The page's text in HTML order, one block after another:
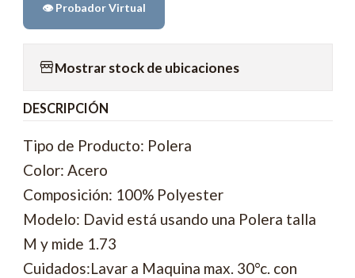
👁️ Probador Virtual
Mostrar stock de ubicaciones
DESCRIPCIÓN
Tipo de Producto: Polera
Color: Acero
Composición: 100% Polyester
Modelo: David está usando una Polera talla
M y mide 1.73
Cuidados:Lavar a Maquina max. 30°c. con